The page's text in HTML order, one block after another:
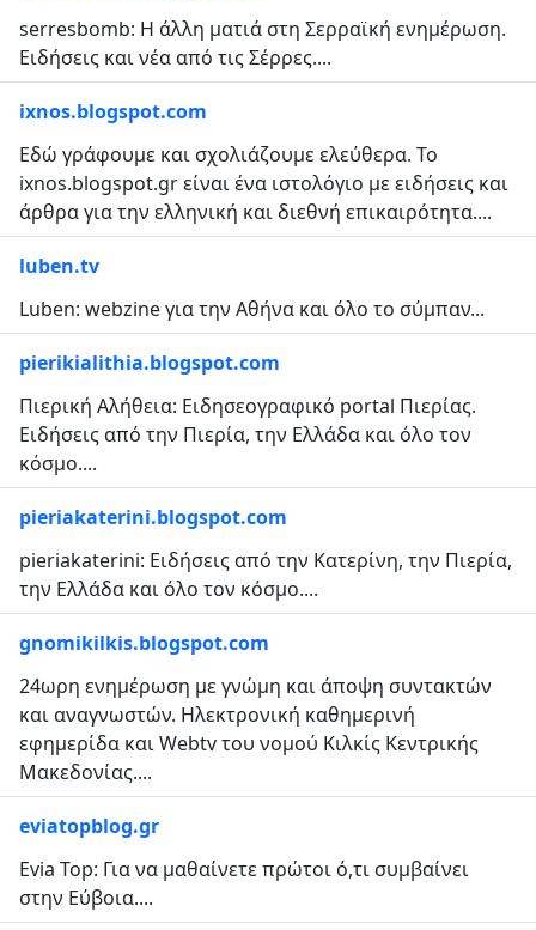
serresbomb: Η άλλη ματιά στη Σερραϊκή ενημέρωση.
Ειδήσεις και νέα από τις Σέρρες....
ixnos.blogspot.com
Εδώ γράφουμε και σχολιάζουμε ελεύθερα. Το
ixnos.blogspot.gr είναι ένα ιστολόγιο με ειδήσεις και
άρθρα για την ελληνική και διεθνή επικαιρότητα....
luben.tv
Luben: webzine για την Αθήνα και όλο το σύμπαν...
pierikialithia.blogspot.com
Πιερική Αλήθεια: Ειδησεογραφικό portal Πιερίας.
Ειδήσεις από την Πιερία, την Ελλάδα και όλο τον
κόσμο....
pieriakaterini.blogspot.com
pieriakaterini: Ειδήσεις από την Κατερίνη, την Πιερία,
την Ελλάδα και όλο τον κόσμο....
gnomikilkis.blogspot.com
24ωρη ενημέρωση με γνώμη και άποψη συντακτών
και αναγνωστών. Ηλεκτρονική καθημερινή
εφημερίδα και Webtv του νομού Κιλκίς Κεντρικής
Μακεδονίας....
eviatopblog.gr
Evia Top: Για να μαθαίνετε πρώτοι ό,τι συμβαίνει
στην Εύβοια....